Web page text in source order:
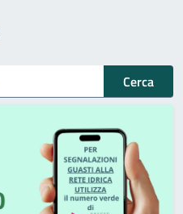
Cerca